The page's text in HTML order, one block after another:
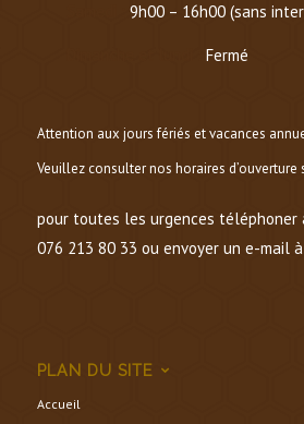
9h00 – 16h00 (sans
Fermé
Attention aux jours fériés et vacances
Veuillez consulter nos horaires d’ouverture
pour toutes les urgences téléphoner
076 213 80 33 ou envoyer un e-mail
PLAN DU SITE
Accueil